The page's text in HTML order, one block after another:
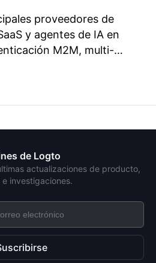
proveedores de
y agentes de IA en
M2M, multi-
de Logto
actualizaciones de producto,
investigaciones.